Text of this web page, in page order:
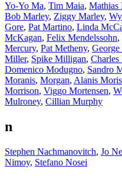
Yo-Yo Ma, Tim Maia, Mathias
Bob Marley, Ziggy Marley,
Gore, Pat Martino, Linda
McKagan, Felix Mendelssohn,
Mercury, Pat Metheny,
Miller, Spike Milligan,
Domenico Modugno, Sandro
Moranis, Morgan, Alanis
Morrison, Viggo Mortensen,
Mulroney, Cillian Murphy
n
Stephen Nachmanovitch, Jo
Nimoy, Stefano Nosei